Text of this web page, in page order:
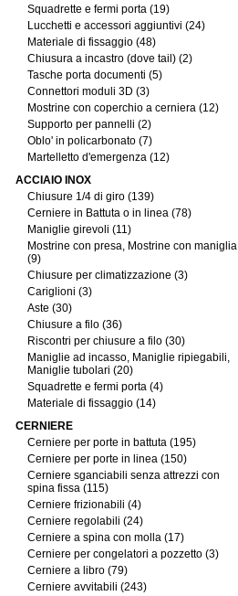
Squadrette e fermi porta (19)
Lucchetti e accessori aggiuntivi (24)
Materiale di fissaggio (48)
Chiusura a incastro (dove tail) (2)
Tasche porta documenti (5)
Connettori moduli 3D (3)
Mostrine con coperchio a cerniera (12)
Supporto per pannelli (2)
Oblo' in policarbonato (7)
Martelletto d'emergenza (12)
ACCIAIO INOX
Chiusure 1/4 di giro (139)
Cerniere in Battuta o in linea (78)
Maniglie girevoli (11)
Mostrine con presa, Mostrine con maniglia
(9)
Chiusure per climatizzazione (3)
Cariglioni (3)
Aste (30)
Chiusure a filo (36)
Riscontri per chiusure a filo (30)
Maniglie ad incasso, Maniglie ripiegabili,
Maniglie tubolari (20)
Squadrette e fermi porta (4)
Materiale di fissaggio (14)
CERNIERE
Cerniere per porte in battuta (195)
Cerniere per porte in linea (150)
Cerniere sganciabili senza attrezzi con
spina fissa (115)
Cerniere frizionabili (4)
Cerniere regolabili (24)
Cerniere a spina con molla (17)
Cerniere per congelatori a pozzetto (3)
Cerniere a libro (79)
Cerniere avvitabili (243)